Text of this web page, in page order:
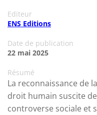
Editeur
ENS Editions
Date de publication
22 mai 2025
Résumé
La reconnaissance de
droit humain suscite
controverse sociale et